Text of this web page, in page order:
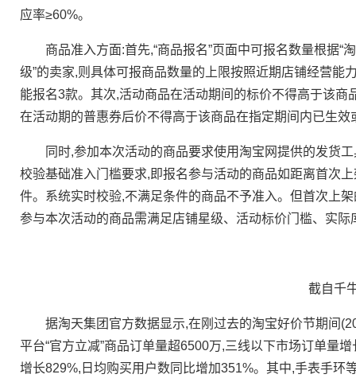
应率≥60%。
商品准入方面:首先,“商品报名”页面中可报名数量根据“
级”的卖家,则具体可报商品数量的上限按照近期店铺经营能
能报名3款。其次,活动商品在活动期间的标价不得高于该
在活动期的普惠券后价不得高于该商品在指定期间内已生
同时,参加本次活动的商品要求使用淘宝网提供的发货工
校验基础准入门槛要求,即报名参与活动的商品如距离首次
件。系统实时校验,不满足条件的商品不予准入。但首次上
参与本次活动的商品需满足店铺星级、活动标价门槛、实际
截自千牛
据淘天集团官方数据显示,在刚过去的淘宝好价节期间
平台“官方立减”商品订单量超6500万,三线以下市场订单量
增长829%,日均购买用户数同比增加351%。其中,手表手环